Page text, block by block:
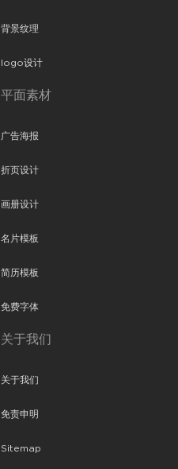
背景纹理
logo设计
平面素材
广告海报
折页设计
画册设计
名片模板
简历模板
免费字体
关于我们
关于我们
免责申明
Sitemap